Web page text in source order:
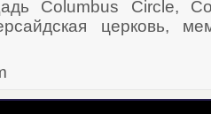
Columbus Circle,
церковь,